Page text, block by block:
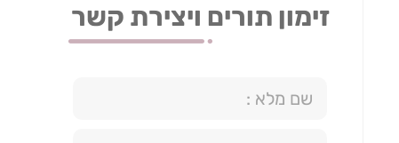
זימון תורים ויצירת קשר